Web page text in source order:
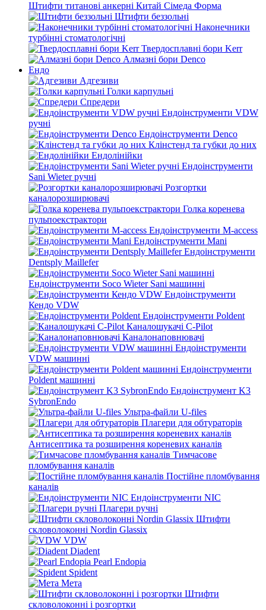
Штифти титанові анкерні Китай Сімеда Форма
Штифти беззольні
Наконечники
турбінні стоматологічні
Твердосплавні бори Kerr
Алмазні бори Denco
Ендо
Адгезиви
Голки карпульні
Спредери
Ендоінструменти VDW
ручні
Ендоінструменти Denco
Клінстенд та губки до них
Ендолінійки
Ендоінструменти
Sani Wieter ручні
Розгортки
каналорозширювачі
Голка коренева
пульпоекстрактори
Ендоінструменти M-access
Ендоінструменти Mani
Ендоінструменти
Dentsply Maillefer
Ендоінструменти Soco Wieter Sani машинні
Ендоінструменти
Кендо VDW
Ендоінструменти Poldent
Каналошукачі C-Pilot
Каналонаповнювачі
Ендоінструменти
VDW машинні
Ендоінструменти
Poldent машинні
Ендоінструмент K3
SybronEndo
Ультра-файли U-files
Плагери для обтураторів
Антисептика та розширення кореневих каналів
Тимчасове
пломбування каналів
Постійне пломбування
каналів
Ендоінструменти NIC
Плагери ручні
Штифти
скловолоконні Nordin Glassix
VDW
Diadent
Pearl Endopia
Spident
Мета
Штифти
скловолоконні і розгортки